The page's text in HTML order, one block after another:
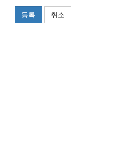
등록 취소